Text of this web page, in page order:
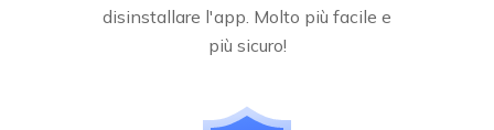
disinstallare l'app. Molto più facile e
più sicuro!